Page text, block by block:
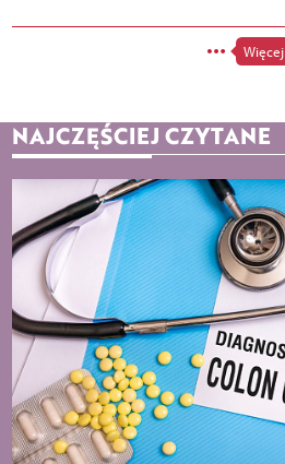
Więcej
NAJCZĘŚCIEJ CZYTANE